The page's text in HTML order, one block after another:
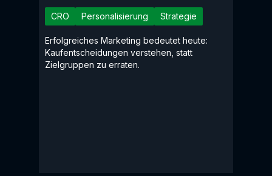
CRO Personalisierung Strategie
Erfolgreiches Marketing bedeutet heute:
Kaufentscheidungen verstehen, statt
Zielgruppen zu erraten.